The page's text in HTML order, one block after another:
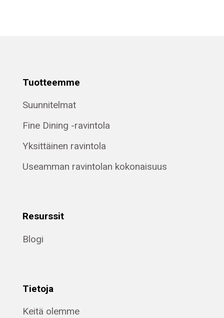
Tuotteemme
Suunnitelmat
Fine Dining -ravintola
Yksittäinen ravintola
Useamman ravintolan kokonaisuus
Resurssit
Blogi
Tietoja
Keitä olemme